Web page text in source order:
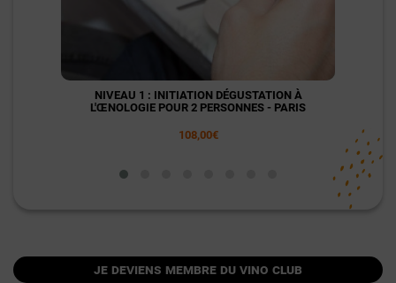
NIVEAU 1 : INITIATION DÉGUSTATION À
L'ŒNOLOGIE POUR 2 PERSONNES - PARIS
108,00€
je deviens membre du vino club